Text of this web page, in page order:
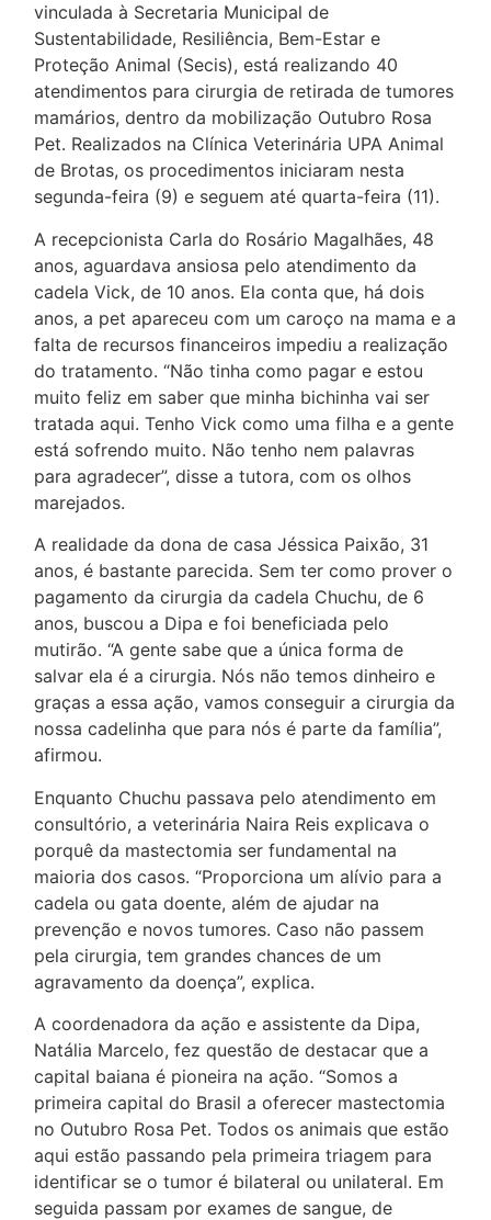
vinculada à Secretaria Municipal de
Sustentabilidade, Resiliência, Bem-Estar e
Proteção Animal (Secis), está realizando 40
atendimentos para cirurgia de retirada de tumores
mamários, dentro da mobilização Outubro Rosa
Pet. Realizados na Clínica Veterinária UPA Animal
de Brotas, os procedimentos iniciaram nesta
segunda-feira (9) e seguem até quarta-feira (11).
A recepcionista Carla do Rosário Magalhães, 48
anos, aguardava ansiosa pelo atendimento da
cadela Vick, de 10 anos. Ela conta que, há dois
anos, a pet apareceu com um caroço na mama e a
falta de recursos financeiros impediu a realização
do tratamento. “Não tinha como pagar e estou
muito feliz em saber que minha bichinha vai ser
tratada aqui. Tenho Vick como uma filha e a gente
está sofrendo muito. Não tenho nem palavras
para agradecer”, disse a tutora, com os olhos
marejados.
A realidade da dona de casa Jéssica Paixão, 31
anos, é bastante parecida. Sem ter como prover o
pagamento da cirurgia da cadela Chuchu, de 6
anos, buscou a Dipa e foi beneficiada pelo
mutirão. “A gente sabe que a única forma de
salvar ela é a cirurgia. Nós não temos dinheiro e
graças a essa ação, vamos conseguir a cirurgia da
nossa cadelinha que para nós é parte da família”,
afirmou.
Enquanto Chuchu passava pelo atendimento em
consultório, a veterinária Naira Reis explicava o
porquê da mastectomia ser fundamental na
maioria dos casos. “Proporciona um alívio para a
cadela ou gata doente, além de ajudar na
prevenção e novos tumores. Caso não passem
pela cirurgia, tem grandes chances de um
agravamento da doença”, explica.
A coordenadora da ação e assistente da Dipa,
Natália Marcelo, fez questão de destacar que a
capital baiana é pioneira na ação. “Somos a
primeira capital do Brasil a oferecer mastectomia
no Outubro Rosa Pet. Todos os animais que estão
aqui estão passando pela primeira triagem para
identificar se o tumor é bilateral ou unilateral. Em
seguida passam por exames de sangue, de